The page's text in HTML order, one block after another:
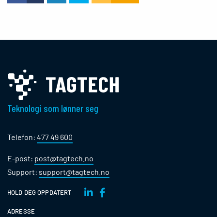
Teknologi som lønner seg
Telefon: 477 49 600
E-post: post@tagtech.no
Support: support@tagtech.no
HOLD DEG OPPDATERT
ADRESSE